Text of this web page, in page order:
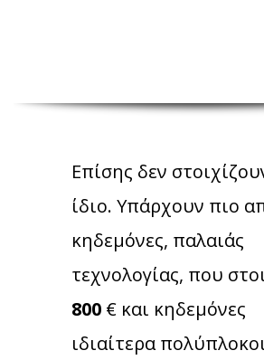
Επίσης δεν
ίδιο. Υπάρχουν πιο
κηδεμόνες, παλαιάς
τεχνολογίας, που
800 € και κηδεμόνες
ιδιαίτερα